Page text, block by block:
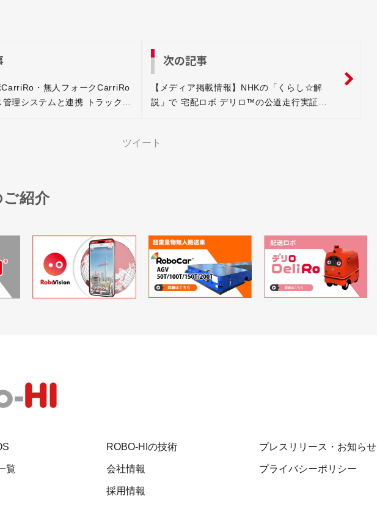
・無人フォークCarriRo
理システムと連携 トラック入
次の記事
【メディア掲載情報】NHKの「くらし☆解
説」で 宅配ロボ デリロ™の公道走行実証実
ツイート
紹介
覧
ROBO-HIの技術
会社情報
採用情報
プレスリリース・お知らせ
プライバシーポリシー